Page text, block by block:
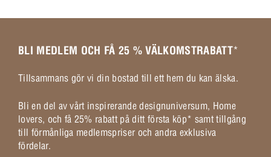
BLI MEDLEM OCH FÅ 25 % VÄLKOMSTRABATT*
Tillsammans gör vi din bostad till ett hem du kan älska.
Bli en del av vårt inspirerande designuniversum, Home
lovers, och få 25% rabatt på ditt första köp* samt tillgång
till förmånliga medlemspriser och andra exklusiva
fördelar.